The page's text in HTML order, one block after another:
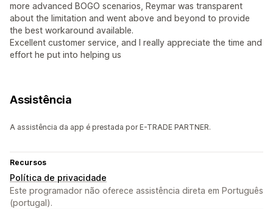
more advanced BOGO scenarios, Reymar was transparent
about the limitation and went above and beyond to provide
the best workaround available.
Excellent customer service, and I really appreciate the time and
effort he put into helping us
Assistência
A assistência da app é prestada por E-TRADE PARTNER.
Recursos
Política de privacidade
Este programador não oferece assistência direta em Português
(portugal).